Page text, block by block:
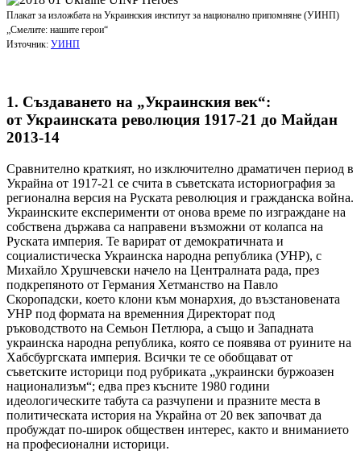
Плакат за изложбата на Украинския институт за национално припомняне (УИНП)
„Смелите: нашите герои“
Източник: УИНП
1. Създаването на „Украинския век“:
от Украинската революция 1917-21 до Майдан
2013-14
Сравнително краткият, но изключително драматичен период в
Украйна от 1917-21 се счита в съветската историография за
регионална версия на Руската революция и гражданска война.
Украинските експерименти от онова време по изграждане на
собствена държава са направени възможни от колапса на
Руската империя. Те варират от демократичната и
социалистическа Украинска народна република (УНР), с
Михайло Хрушчевски начело на Централната рада, през
подкрепяното от Германия Хетманство на Павло
Скоропадски, което клони към монархия, до възстановената
УНР под формата на временния Директорат под
ръководството на Семьон Петлюра, а също и Западната
украинска народна република, която се появява от руините на
Хабсбургската империя. Всички те се обобщават от
съветските историци под рубриката „украински буржоазен
национализъм“; едва през късните 1980 години
идеологическите табута са разчупени и празните места в
политическата история на Украйна от 20 век започват да
пробуждат по-широк обществен интерес, както и вниманието
на професионални историци.